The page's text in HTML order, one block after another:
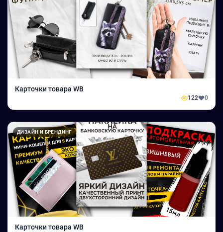
Карточки товара WB
122 0
ДИЗАЙН И БРЕНДИНГ
Карточки товара WB